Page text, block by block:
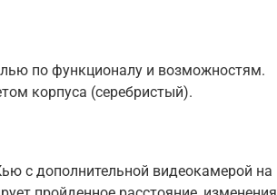
по функционалу и возможностям.
корпуса (серебристый).
с дополнительной видеокамерой на